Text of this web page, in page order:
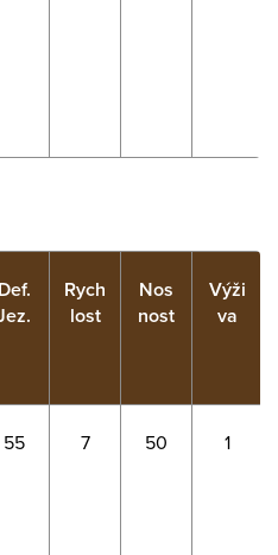
Def.
Rych
lost
Nos
nost
Výži
va
55 7 50 1